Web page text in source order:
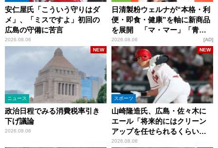
安仁屋氏「こういう守りはダ
メ」、「ミスですよ」初回の
広島の守備に苦言
2026.08.06
日清製粉ウェルナが“本格・利
便・即食・健康”を軸に新商品
を展開 「マ・マー」「青の
洞窟」ブランドを強化
2026.08.06 AD
ニュース
政治日程でみる消費税率引き
下げ議論
2026.08.06
NEW
スポーツ
山崎隆造氏、広島・佐々木に
エール「将来的にはクリーン
アップを任せられるくらいま
では成長して」
2026.08.06
NEW